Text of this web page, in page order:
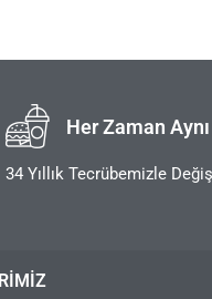
Her Zaman
34 Yıllık Tecrübemizle